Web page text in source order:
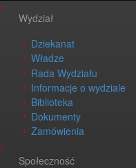
Wydział
Dziekanat
Władze
Rada Wydziału
Informacje o wydziale
Biblioteka
Dokumenty
Zamówienia
Społeczność